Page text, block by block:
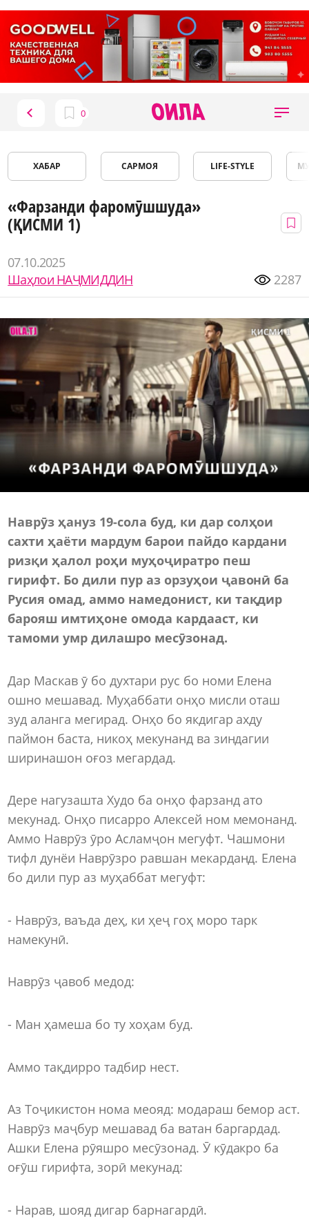
ХАБАР САРМОЯ LIFE-STYLE
«Фарзанди фаромӯшшуда»
(ҚИСМИ 1)
07.10.2025
Шаҳлои НАҶМИДДИН
2287
Наврӯзҳануз 19-сола буд, ки дар солҳои
сахти ҳаёти мардум барои пайдо кардани
ризқи ҳалол роҳи муҳоҷиратро пеш
гирифт. Бо дили пур аз орзуҳои ҷавонӣ ба
Русия омад, аммо намедонист, ки тақдир
барояш имтиҳоне омода кардааст, ки
тамоми умр дилашро месӯзонад.
Дар Маскав ӯ бо духтари рус бо номи Елена
ошно мешавад. Муҳаббати онҳо мисли оташ
зуд аланга мегирад. Онҳо бо якдигар ахду
паймон баста, никоҳ мекунанд ва зиндагии
ширинашон оғоз мегардад.
Дере нагузашта Худо ба онҳо фарзанд ато
мекунад. Онҳо писарро Алексей ном мемонанд.
Аммо Наврӯз ӯро Асламҷон мегуфт. Чашмони
тифл дунёи Наврӯзро равшан мекарданд. Елена
бо дили пур аз муҳаббат мегуфт:
- Наврӯз, ваъда деҳ, ки ҳеҷ гоҳ моро тарк
намекунӣ.
Наврӯз ҷавоб медод:
- Ман ҳамеша бо ту хоҳам буд.
Аммо тақдирро тадбир нест.
Аз Тоҷикистон нома меояд: модараш бемор аст.
Наврӯз маҷбур мешавад ба ватан баргардад.
Ашки Елена рӯяшро месӯзонад. Ӯ кӯдакро ба
оғӯш гирифта, зорӣ мекунад:
- Нарав, шояд дигар барнагардӣ.